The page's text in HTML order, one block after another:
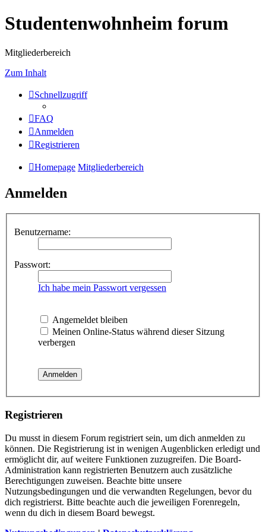
Studentenwohnheim forum
Mitgliederbereich
Zum Inhalt
Schnellzugriff
FAQ
Anmelden
Registrieren
Homepage Mitgliederbereich
Anmelden
Benutzername:
Passwort:
Ich habe mein Passwort vergessen
Angemeldet bleiben
Meinen Online-Status während dieser Sitzung
verbergen
Registrieren
Du musst in diesem Forum registriert sein, um dich anmelden zu
können. Die Registrierung ist in wenigen Augenblicken erledigt und
ermöglicht dir, auf weitere Funktionen zuzugreifen. Die Board-
Administration kann registrierten Benutzern auch zusätzliche
Berechtigungen zuweisen. Beachte bitte unsere
Nutzungsbedingungen und die verwandten Regelungen, bevor du
dich registrierst. Bitte beachte auch die jeweiligen Forenregeln,
wenn du dich in diesem Board bewegst.